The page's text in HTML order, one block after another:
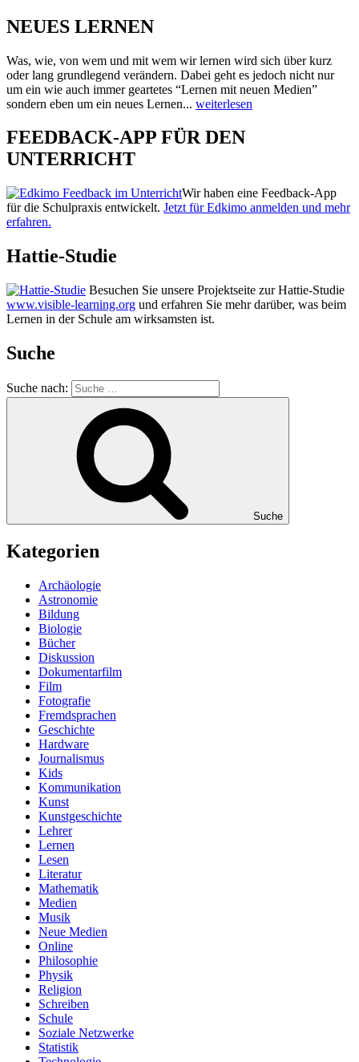
NEUES LERNEN
Was, wie, von wem und mit wem wir lernen wird sich über kurz
oder lang grundlegend verändern. Dabei geht es jedoch nicht nur
um ein wie auch immer geartetes “Lernen mit neuen Medien”
sondern eben um ein neues Lernen... weiterlesen
FEEDBACK-APP FÜR DEN
UNTERRICHT
Wir haben eine Feedback-App
für die Schulpraxis entwickelt. Jetzt für Edkimo anmelden und mehr
erfahren.
Hattie-Studie
Besuchen Sie unsere Projektseite zur Hattie-Studie
www.visible-learning.org und erfahren Sie mehr darüber, was beim
Lernen in der Schule am wirksamsten ist.
Suche
Suche nach:
Suche
Kategorien
Archäologie
Astronomie
Bildung
Biologie
Bücher
Diskussion
Dokumentarfilm
Film
Fotografie
Fremdsprachen
Geschichte
Hardware
Journalismus
Kids
Kommunikation
Kunst
Kunstgeschichte
Lehrer
Lernen
Lesen
Literatur
Mathematik
Medien
Musik
Neue Medien
Online
Philosophie
Physik
Religion
Schreiben
Schule
Soziale Netzwerke
Statistik